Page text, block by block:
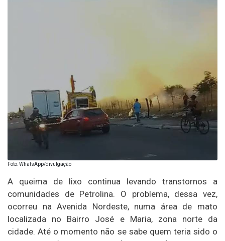
Foto: WhatsApp/divulgação
A queima de lixo continua levando transtornos a
comunidades de Petrolina. O problema, dessa vez,
ocorreu na Avenida Nordeste, numa área de mato
localizada no Bairro José e Maria, zona norte da
cidade. Até o momento não se sabe quem teria sido o